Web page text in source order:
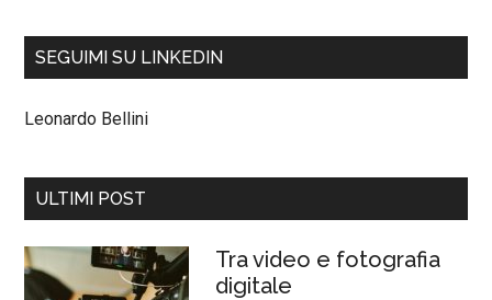
SEGUIMI SU LINKEDIN
Leonardo Bellini
ULTIMI POST
Tra video e fotografia
digitale